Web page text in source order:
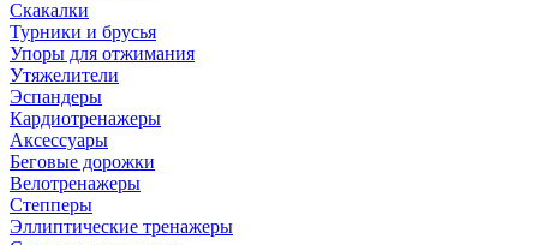
Скакалки
Турники и брусья
Упоры для отжимания
Утяжелители
Эспандеры
Кардиотренажеры
Аксессуары
Беговые дорожки
Велотренажеры
Степперы
Эллиптические тренажеры